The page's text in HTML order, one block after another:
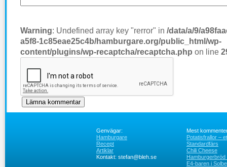
Warning: Undefined array key "rerror" in /data/a/9/
a5f8-1c85eae25c4b/hamburgare.org/public_html/wp-
content/plugins/wp-recaptcha/recaptcha.php on line
Genvägar:
Hamburgare
Recept
Artiklar
Kontakt: stefan@bleh.se
Mest
Potatisfrallor –
Standardfärs
Chili Cheese
E4-baren i